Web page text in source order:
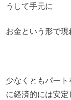
うして手元に
お金という形で現
少なくともパー
に経済的には安定